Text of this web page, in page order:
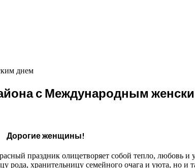
днем
с Международным
Дорогие женщины!
праздник олицетворяет собой тепло, любовь и
хранительницу семейного очага и уюта, но и